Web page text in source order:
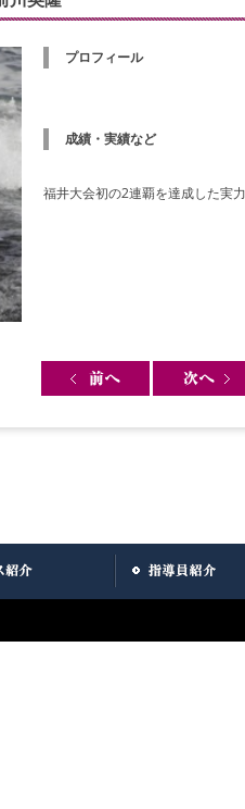
プロフィール
成績・実績など
福井大会初の2連覇を達成した実